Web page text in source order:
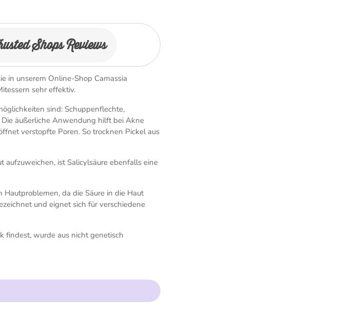
Shops Reviews
in unserem Online-Shop Camassia
sehr effektiv.
sind: Schuppenflechte,
äußerliche Anwendung hilft bei Akne
verstopfte Poren. So trocknen Pickel aus
ist Salicylsäure ebenfalls eine
Hautproblemen, da die Säure in die Haut
und eignet sich für verschiedene
findest, wurde aus nicht genetisch